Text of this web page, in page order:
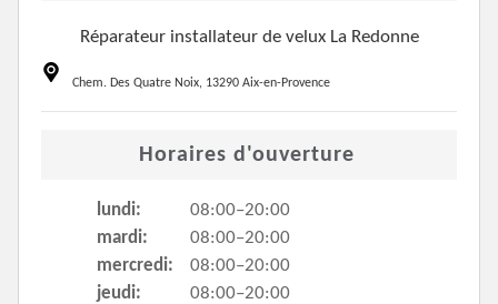
Réparateur installateur de velux La Redonne
Chem. Des Quatre Noix, 13290 Aix-en-Provence
Horaires d'ouverture
lundi:
08:00–20:00
mardi:
08:00–20:00
mercredi:
08:00–20:00
jeudi:
08:00–20:00